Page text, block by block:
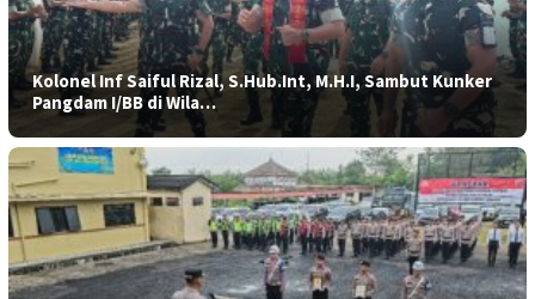
Kolonel Inf Saiful Rizal, S.Hub.Int, M.H.I, Sambut Kunker
Pangdam I/BB di Wila…